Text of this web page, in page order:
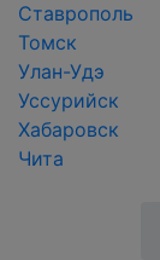
Ставрополь
Томск
Улан-Удэ
Уссурийск
Хабаровск
Чита